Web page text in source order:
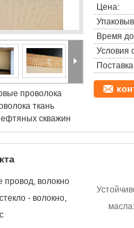
проволока
ткань
скважин
Цена:
Время
Условия
провод, волокно
- волокно,
масла: